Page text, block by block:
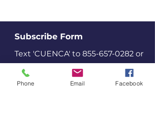
Subscribe Form
Text 'CUENCA' to 855-657-0282 or
click Subscribe to stay updated!
Subscribe
Phone Email Facebook